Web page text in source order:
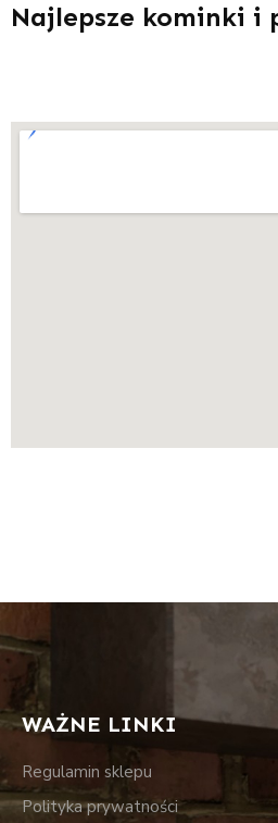
Najlepsze kominki i
WAŻNE LINKI
Regulamin sklepu
Polityka prywatności